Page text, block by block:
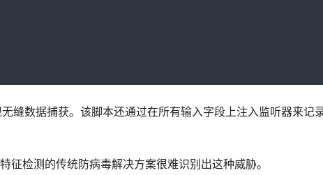
缝数据捕获。该脚本还通过在所有输入字段上注入监听器来记
检测的传统防病毒解决方案很难识别出这种威胁。